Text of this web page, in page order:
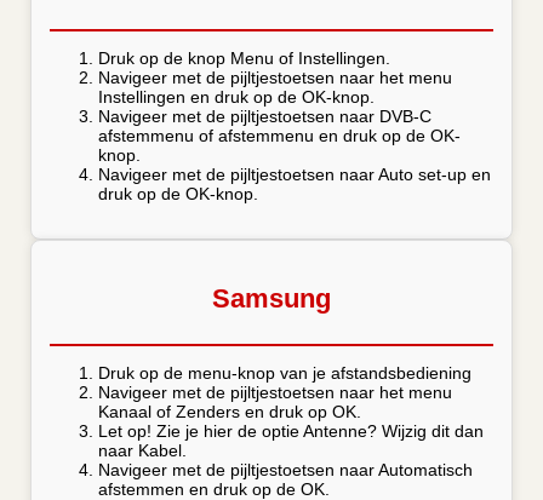
Druk op de knop Menu of Instellingen.
Navigeer met de pijltjestoetsen naar het menu
Instellingen en druk op de OK-knop.
Navigeer met de pijltjestoetsen naar DVB-C
afstemmenu of afstemmenu en druk op de OK-
knop.
Navigeer met de pijltjestoetsen naar Auto set-up en
druk op de OK-knop.
Samsung
Druk op de menu-knop van je afstandsbediening
Navigeer met de pijltjestoetsen naar het menu
Kanaal of Zenders en druk op OK.
Let op! Zie je hier de optie Antenne? Wijzig dit dan
naar Kabel.
Navigeer met de pijltjestoetsen naar Automatisch
afstemmen en druk op de OK.